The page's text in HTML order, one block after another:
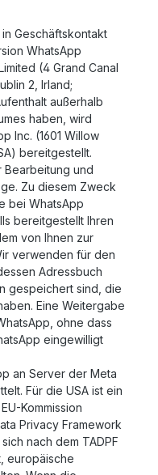
Geschäftskontakt
WhatsApp
(4 Grand Canal
2, Irland;
außerhalb
haben, wird
Inc. (1601 Willow
bereitgestellt.
und
Zu diesem Zweck
bei WhatsApp
bereitgestellt Ihren
von Ihnen zur
verwenden für den
Adressbuch
gespeichert sind, die
Eine Weitergabe
ohne dass
eingewilligt
an Server der Meta
Für die USA ist ein
Kommission
Privacy Framework
nach dem TADPF
europäische